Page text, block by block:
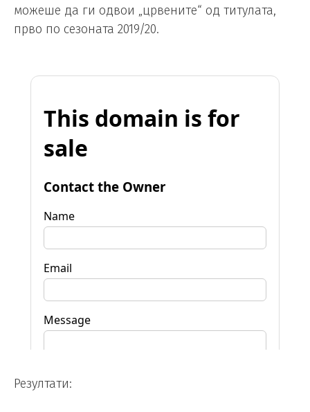
можеше да ги одвои „црвените“ од титулата,
прво по сезоната 2019/20.
Резултати: